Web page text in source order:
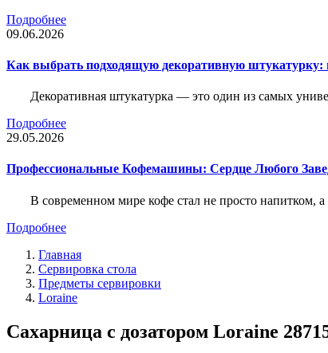
Подробнее
09.06.2026
Как выбрать подходящую декоративную штукатурку:
Декоративная штукатурка — это один из самых
Подробнее
29.05.2026
Профессиональные Кофемашины: Сердце Любого
В современном мире кофе стал не просто напитком,
Подробнее
Главная
Сервировка стола
Предметы сервировки
Loraine
Сахарница с дозатором Loraine